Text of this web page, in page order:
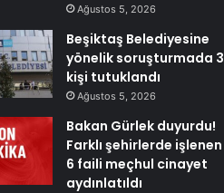
Ağustos 5, 2026
Beşiktaş Belediyesine
yönelik soruşturmada 3
kişi tutuklandı
Ağustos 5, 2026
Bakan Gürlek duyurdu!
Farklı şehirlerde işlenen
6 faili meçhul cinayet
aydınlatıldı